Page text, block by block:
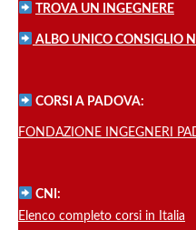
TROVA UN INGEGNERE
ALBO UNICO CONSIGLIO
CORSI A PADOVA:
FONDAZIONE INGEGNERI
CNI:
Elenco completo corsi in Italia